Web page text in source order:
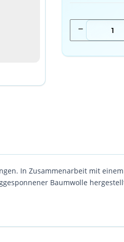
In Zusammenarbeit mit
Baumwolle